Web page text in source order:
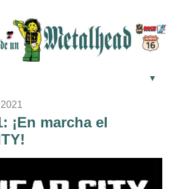
▼
¡En marcha el